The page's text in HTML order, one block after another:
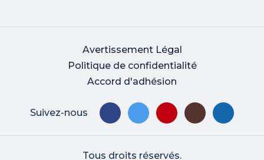
Avertissement Légal
Politique de confidentialité
Accord d'adhésion
Suivez-nous
Tous droits réservés.